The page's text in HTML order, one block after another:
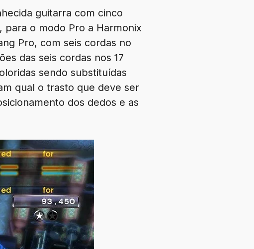
guitarra com cinco
o modo Pro a Harmonix
Pro, com seis cordas no
das seis cordas nos 17
sendo substituídas
qual o trasto que deve ser
dos dedos e as